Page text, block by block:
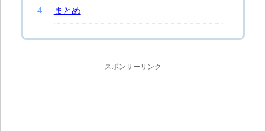
まとめ
スポンサーリンク